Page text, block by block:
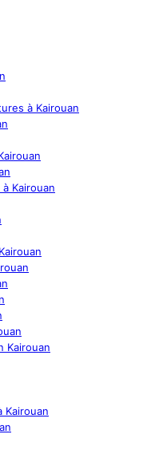
à Kairouan
Kairouan
Kairouan
Kairouan